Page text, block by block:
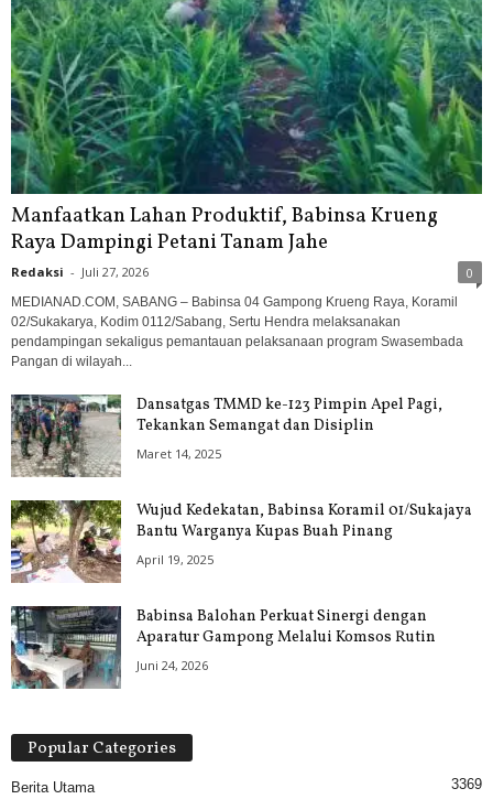
Manfaatkan Lahan Produktif, Babinsa Krueng
Raya Dampingi Petani Tanam Jahe
Redaksi - Juli 27, 2026 0
MEDIANAD.COM, SABANG – Babinsa 04 Gampong Krueng Raya, Koramil
02/Sukakarya, Kodim 0112/Sabang, Sertu Hendra melaksanakan
pendampingan sekaligus pemantauan pelaksanaan program Swasembada
Pangan di wilayah...
Dansatgas TMMD ke-123 Pimpin Apel Pagi,
Tekankan Semangat dan Disiplin
Maret 14, 2025
Wujud Kedekatan, Babinsa Koramil 01/Sukajaya
Bantu Warganya Kupas Buah Pinang
April 19, 2025
Babinsa Balohan Perkuat Sinergi dengan
Aparatur Gampong Melalui Komsos Rutin
Juni 24, 2026
Popular Categories
Berita Utama
3369